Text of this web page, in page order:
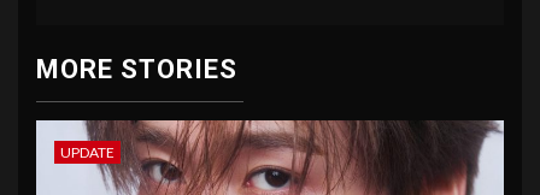
MORE STORIES
UPDATE